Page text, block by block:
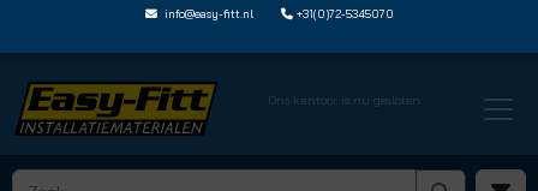
info@easy-fitt.nl +31(0)72-5345070
Ons kantoor is nu gesloten